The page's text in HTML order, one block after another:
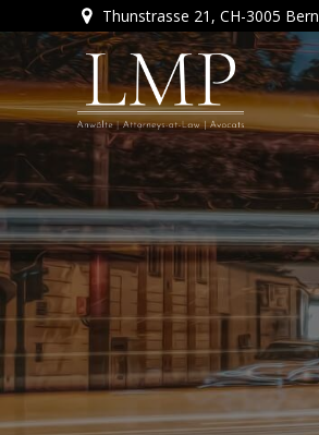
Inhalt
springen
Thunstrasse 21, CH-3005 Bern